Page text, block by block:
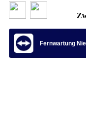
Fernwartung